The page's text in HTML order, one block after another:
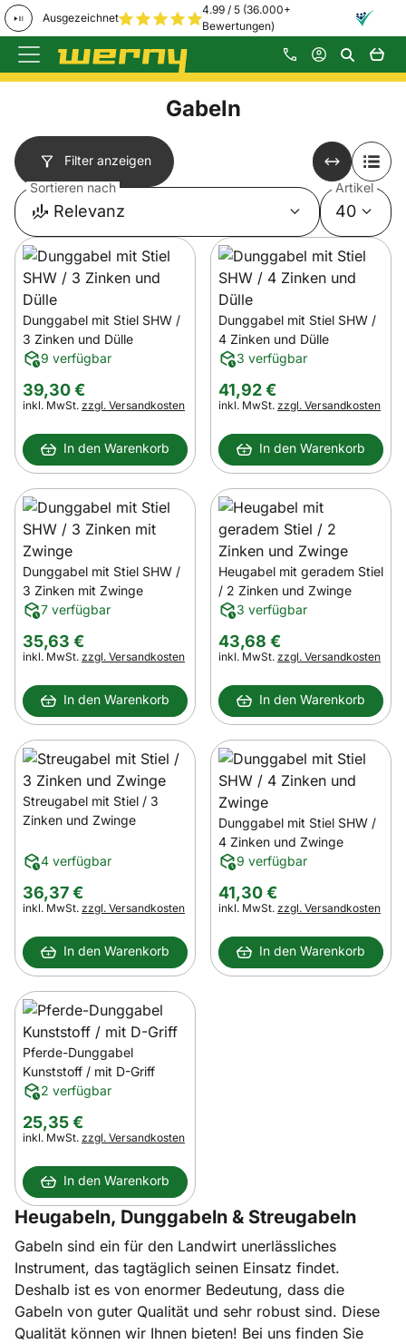
Ausgezeichnet
4.99 / 5 (36.000+
Bewertungen)
Zum Hauptinhalt springen
Gabeln
Filter anzeigen
Sortieren nach
Relevanz
Artikel
40
Dunggabel mit Stiel SHW /
3 Zinken und Dülle
9 verfügbar
39,30€
Steuerhinweis:
inkl. MwSt. zzgl. Versandkosten
In den Warenkorb
Dunggabel mit Stiel SHW /
4 Zinken und Dülle
3 verfügbar
41,92€
Steuerhinweis:
inkl. MwSt. zzgl. Versandkosten
In den Warenkorb
Dunggabel mit Stiel SHW /
3 Zinken mit Zwinge
7 verfügbar
35,63 €
Steuerhinweis:
inkl. MwSt. zzgl. Versandkosten
In den Warenkorb
Heugabel mit geradem Stiel
/ 2 Zinken und Zwinge
3 verfügbar
43,68 €
Steuerhinweis:
inkl. MwSt. zzgl. Versandkosten
In den Warenkorb
Streugabel mit Stiel / 3
Zinken und Zwinge
4 verfügbar
36,37€
Steuerhinweis:
inkl. MwSt. zzgl. Versandkosten
In den Warenkorb
Dunggabel mit Stiel SHW /
4 Zinken und Zwinge
9 verfügbar
41,30€
Steuerhinweis:
inkl. MwSt. zzgl. Versandkosten
In den Warenkorb
Pferde-Dunggabel
Kunststoff / mit D-Griff
2 verfügbar
25,35€
Steuerhinweis:
inkl. MwSt. zzgl. Versandkosten
In den Warenkorb
Heugabeln, Dunggabeln & Streugabeln
Gabeln sind ein für den Landwirt unerlässliches
Instrument, das tagtäglich seinen Einsatz findet.
Deshalb ist es von enormer Bedeutung, dass die
Gabeln von guter Qualität und sehr robust sind. Diese
Qualität können wir Ihnen bieten! Bei uns finden Sie